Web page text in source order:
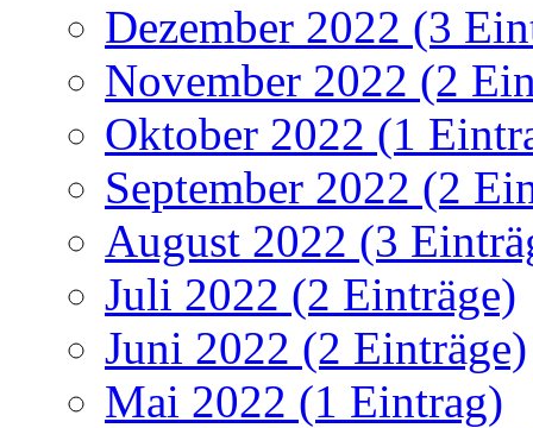
Dezember 2022 (3
November 2022 (2
Oktober 2022 (1
September 2022 (2
August 2022 (3
Juli 2022 (2 Einträge)
Juni 2022 (2 Einträge)
Mai 2022 (1 Eintrag)